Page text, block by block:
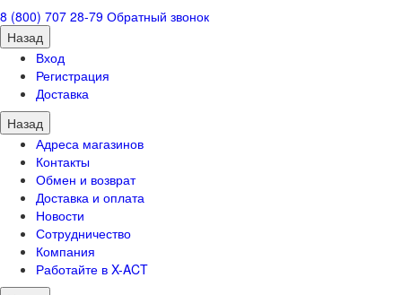
8 (800) 707 28-79 Обратный звонок
Назад
Вход
Регистрация
Доставка
Назад
Адреса магазинов
Контакты
Обмен и возврат
Доставка и оплата
Новости
Сотрудничество
Компания
Работайте в X-ACT